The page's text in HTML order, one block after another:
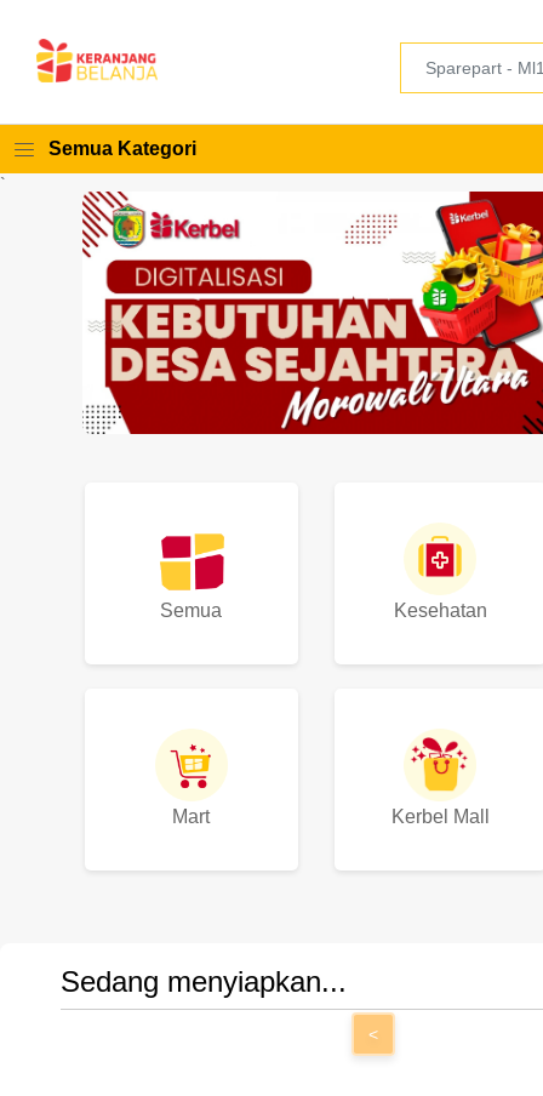
Semua Kategori
`
Semua Kesehatan
Mart Kerbel Mall
Sedang menyiapkan...
<